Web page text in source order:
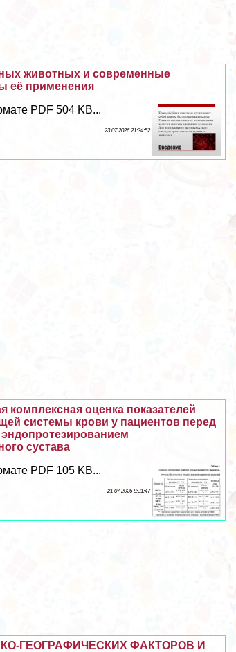
животных и современные
её применения
PDF 504 KB...
23 07 2026 21:34:52
комплексная оценка показателей
системы крови у пациентов перед
сустава
PDF 105 KB...
21 07 2026 8:31:47
ГЕОГРАФИЧЕСКИХ ФАКТОРОВ И